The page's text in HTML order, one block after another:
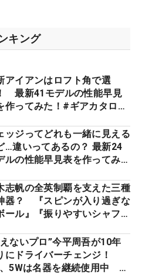
キング
アイアンはロフト角で選
最新41モデルの性能早見
作ってみた！#ギアカタログ
ッジってどれも一緒に見える
…違いってあるの？ 最新24
ルの性能早見表を作ってみ
志帆の全英制覇を支えた三種
器？ 『スピンが入り過ぎな
ール』『振りやすいシャフ
#女子プロセッティング
ないプロ”今平周吾が10年
にドライバーチェンジ！
5Wは名器を継続使用中 #